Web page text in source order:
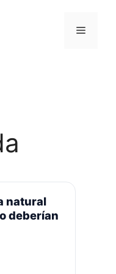
Menú
natural
deberían